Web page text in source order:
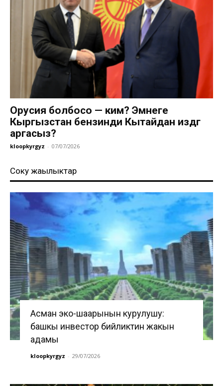
Орусия болбосо — ким? Эмнеге
Кыргызстан бензинди Кытайдан издөөгө
аргасыз?
kloopkyrgyz - 07/07/2026
Соңку жаңылыктар
Асман эко-шаарынын курулушу:
башкы инвестор бийликтин жакын
адамы
kloopkyrgyz - 29/07/2026